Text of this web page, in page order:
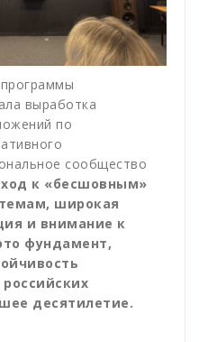
выработка
по
сообщество
к «бесшовным»
широкая
и внимание к
фундамент,
десятилетие.